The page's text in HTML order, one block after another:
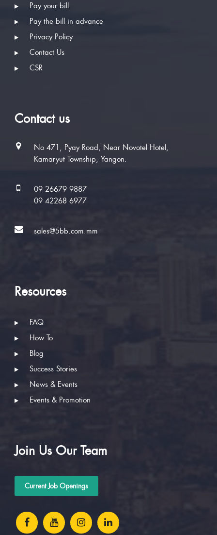
Pay your bill
Pay the bill in advance
Privacy Policy
Contact Us
CSR
Contact us
No 471, Pyay Road, Near Novotel Hotel,
Kamaryut Township, Yangon.
09 26679 9887
09 42268 6977
sales@5bb.com.mm
Resources
FAQ
How To
Blog
Success Stories
News & Events
Events & Promotion
Join Us Our Team
Current Job Openings